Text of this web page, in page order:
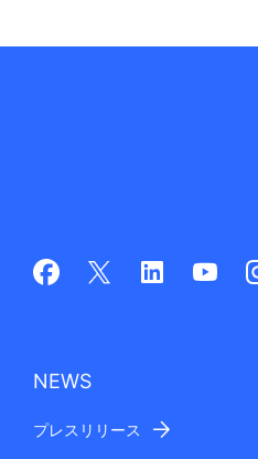
NEWS
プレスリリース